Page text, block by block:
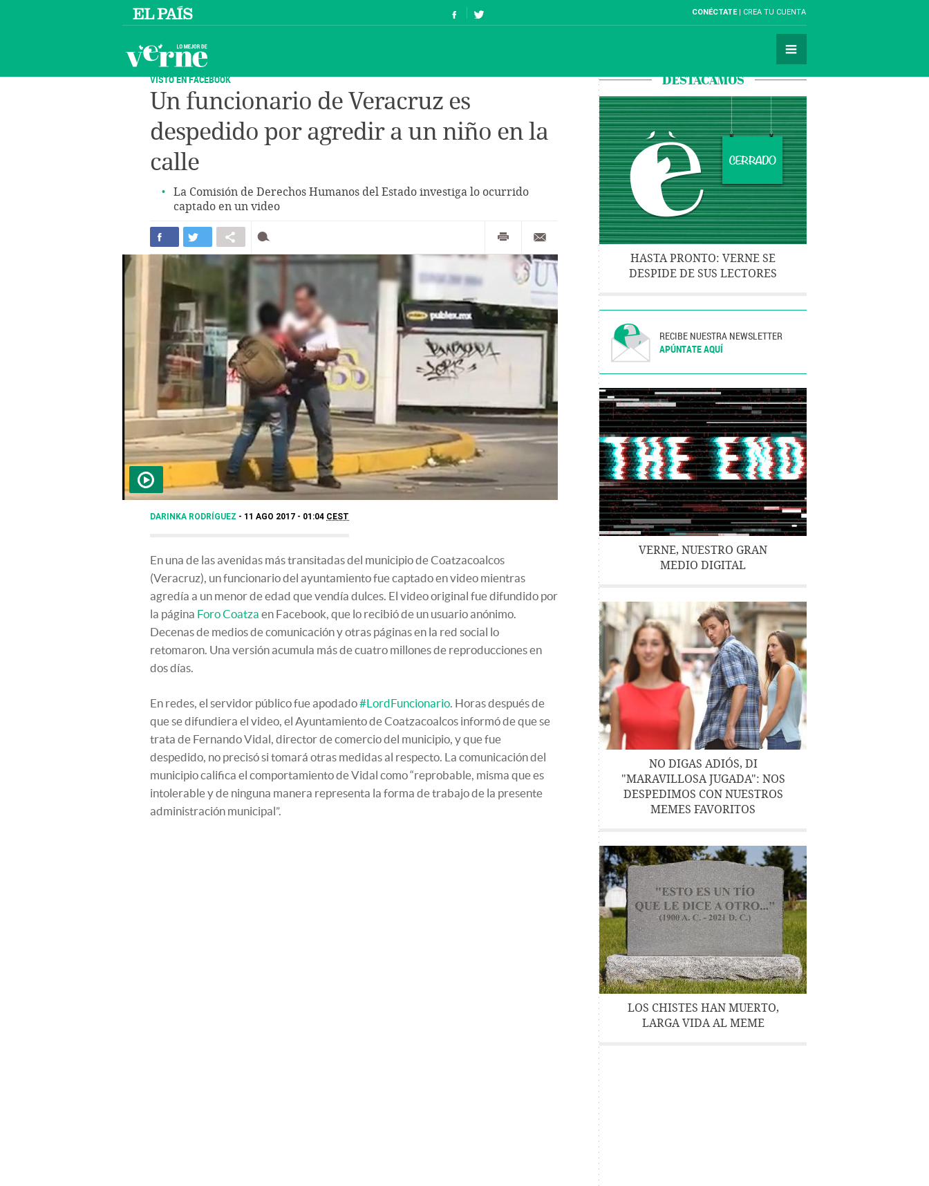
CONÉCTATE CREA TU CUENTA
VISTO EN FACEBOOK
Un funcionario de Veracruz es
despedido por agredir a un niño en la
calle
La Comisión de Derechos Humanos del Estado investiga lo ocurrido
captado en un video
DARINKA RODRÍGUEZ 11 AGO 2017 - 01:04 CEST
En una de las avenidas más transitadas del municipio de Coatzacoalcos
(Veracruz), un funcionario del ayuntamiento fue captado en video mientras
agredía a un menor de edad que vendía dulces. El video original fue difundido por
la página Foro Coatza en Facebook, que lo recibió de un usuario anónimo.
Decenas de medios de comunicación y otras páginas en la red social lo
retomaron. Una versión acumula más de cuatro millones de reproducciones en
dos días.
En redes, el servidor público fue apodado#LordFuncionario. Horas después de
que se difundiera el video, el Ayuntamiento de Coatzacoalcos informó de que se
trata de Fernando Vidal, director de comercio del municipio, y que fue
despedido, no precisó si tomará otras medidas al respecto. La comunicación del
municipio califica el comportamiento de Vidal como “reprobable, misma que es
intolerable y de ninguna manera representa la forma de trabajo de la presente
administración municipal”.
DESTACAMOS
HASTA PRONTO: VERNE SE
DESPIDE DE SUS LECTORES
RECIBE NUESTRA NEWSLETTER
APÚNTATE AQUÍ
VERNE, NUESTRO GRAN
MEDIO DIGITAL
NO DIGAS ADIÓS, DI
"MARAVILLOSA JUGADA": NOS
DESPEDIMOS CON NUESTROS
MEMES FAVORITOS
LOS CHISTES HAN MUERTO,
LARGA VIDA AL MEME